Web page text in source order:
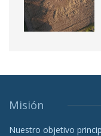
Misión
Nuestro objetivo